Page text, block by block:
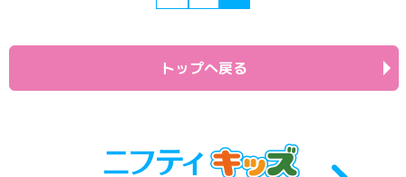
トップへ戻る